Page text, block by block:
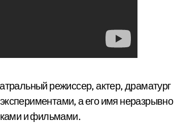
режиссер, актер, драматург
а его имя неразрывно
и фильмами.